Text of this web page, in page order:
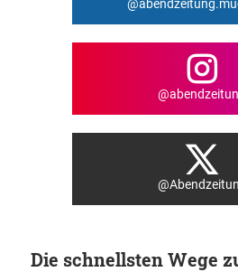
Die schnellsten Wege